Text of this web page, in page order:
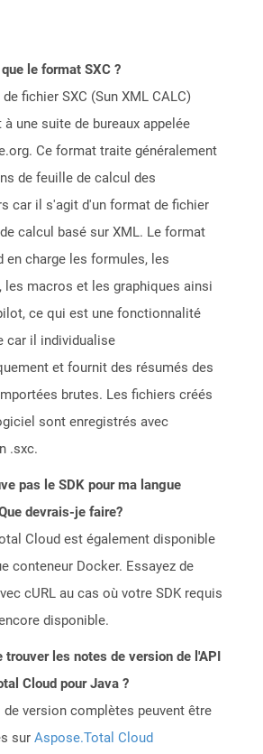
le format SXC ?
fichier SXC (Sun XML CALC)
à une suite de bureaux appelée
Ce format traite généralement
de feuille de calcul des
car il s'agit d'un format de fichier
calcul basé sur XML. Le format
en charge les formules, les
les macros et les graphiques ainsi
ce qui est une fonctionnalité
car il individualise
et fournit des résumés des
brutes. Les fichiers créés
sont enregistrés avec
.sxc.
pas le SDK pour ma langue
devrais-je faire?
Cloud est également disponible
conteneur Docker. Essayez de
cURL au cas où votre SDK requis
disponible.
trouver les notes de version de l'API
Cloud pour Java ?
de version complètes peuvent être
sur Aspose.Total Cloud